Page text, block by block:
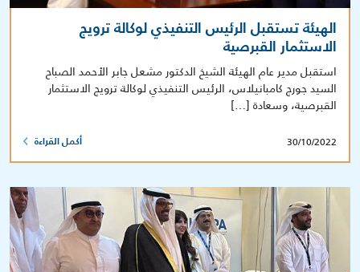
الهيئة تستقبل الرئيس التنفيذي لوكالة ترويج
الاستثمار القبرصية
استقبل مدير عام الهيئة الشيخ الدكتور مشعل جابر الأحمد الصباح
السيد جورج كامبانيلاس، الرئيس التنفيذي لوكالة ترويج الاستثمار
القبرصية، وسعادة […]
30/10/2022 أكمل القراءة